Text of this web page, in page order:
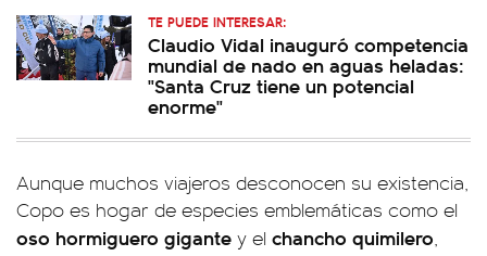
TE PUEDE INTERESAR:
Claudio Vidal inauguró competencia
mundial de nado en aguas heladas:
"Santa Cruz tiene un potencial
enorme"
Aunque muchos viajeros desconocen su existencia,
Copo es hogar de especies emblemáticas como el
oso hormiguero gigante y el chancho quimilero,